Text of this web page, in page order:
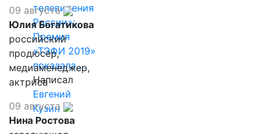
телевидения
России»:
Премия
«ТЭФИ 2019»
показала,…
Написал
Евгений
Кузин
09 августа
Юлия Богатикова
российский
продюсер,
медиаменеджер,
актриса
09 августа
Нина Ростова